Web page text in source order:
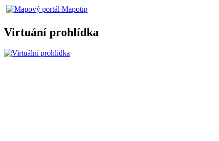
Virtuání prohlídka